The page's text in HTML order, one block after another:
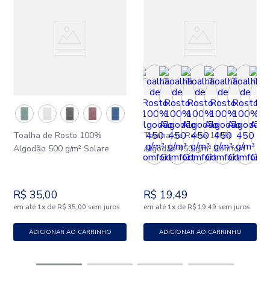
Toalha de Rosto 100%
Algodão 500 g/m² Solare
R$ 35,00
em até 1x de R$ 35,00 sem juros
ADICIONAR AO CARRINHO
Toalha de Rosto 100%
Algodão 450 g/m² Comfort
R$ 19,49
em até 1x de R$ 19,49 sem juros
ADICIONAR AO CARRINHO